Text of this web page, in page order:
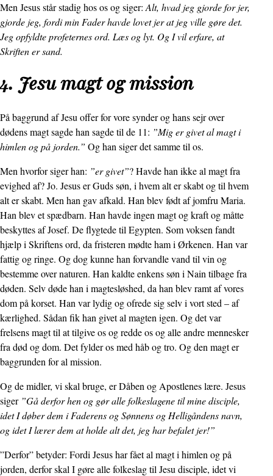
Men Jesus står stadig hos os og siger: Alt, hvad jeg gjorde for jer,
gjorde jeg, fordi min Fader havde lovet jer at jeg ville gøre det.
Jeg opfyldte profeternes ord. Læs og lyt. Og I vil erfare, at
Skriften er sand.
4. Jesu magt og mission
På baggrund af Jesu offer for vore synder og hans sejr over
dødens magt sagde han sagde til de 11: ”Mig er givet al magt i
himlen og på jorden.” Og han siger det samme til os.
Men hvorfor siger han: ”er givet”? Havde han ikke al magt fra
evighed af? Jo. Jesus er Guds søn, i hvem alt er skabt og til hvem
alt er skabt. Men han gav afkald. Han blev født af jomfru Maria.
Han blev et spædbarn. Han havde ingen magt og kraft og måtte
beskyttes af Josef. De flygtede til Egypten. Som voksen fandt
hjælp i Skriftens ord, da fristeren mødte ham i Ørkenen. Han var
fattig og ringe. Og dog kunne han forvandle vand til vin og
bestemme over naturen. Han kaldte enkens søn i Nain tilbage fra
døden. Selv døde han i magtesløshed, da han blev ramt af vores
dom på korset. Han var lydig og ofrede sig selv i vort sted – af
kærlighed. Sådan fik han givet al magten igen. Og det var
frelsens magt til at tilgive os og redde os og alle andre mennesker
fra død og dom. Det fylder os med håb og tro. Og den magt er
baggrunden for al mission.
Og de midler, vi skal bruge, er Dåben og Apostlenes lære. Jesus
siger ”Gå derfor hen og gør alle folkeslagene til mine disciple,
idet I døber dem i Faderens og Sønnens og Helligåndens navn,
og idet I lærer dem at holde alt det, jeg har befalet jer!”
”Derfor” betyder: Fordi Jesus har fået al magt i himlen og på
jorden, derfor skal I gøre alle folkeslag til Jesu disciple, idet vi